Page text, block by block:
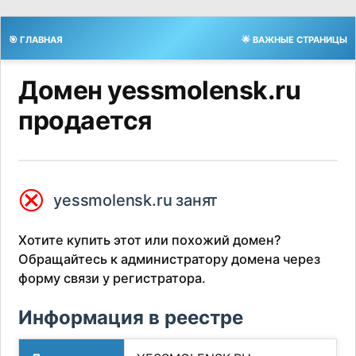
🎯 ГЛАВНАЯ 🌟 ВАЖНЫЕ СТРАНИЦЫ
Домен yessmolensk.ru
продается
⮿ yessmolensk.ru занят
Хотите купить этот или похожий домен?
Обращайтесь к администратору домена через
форму связи у регистратора.
Информация в реестре